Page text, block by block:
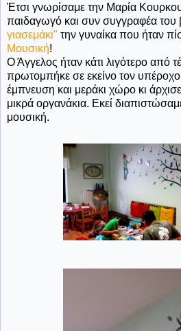
Έτσι γνωρίσαμε την Μαρία
παιδαγωγό και συν συγγραφέα του
γιασεμάκι" την γυναίκα που ήταν
Μουσική!
Ο Άγγελος ήταν κάτι λιγότερο από
πρωτομπήκε σε εκείνο τον
έμπνευση και μεράκι χώρο κι
μικρά οργανάκια. Εκεί
μουσική.